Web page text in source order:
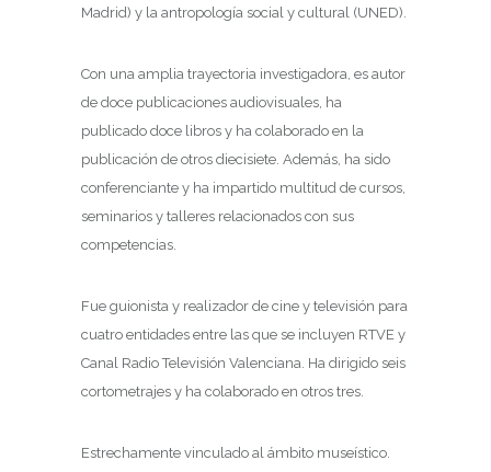
Madrid) y la antropología social y cultural (UNED).
Con una amplia trayectoria investigadora, es autor
de doce publicaciones audiovisuales, ha
publicado doce libros y ha colaborado en la
publicación de otros diecisiete. Además, ha sido
conferenciante y ha impartido multitud de cursos,
seminarios y talleres relacionados con sus
competencias.
Fue guionista y realizador de cine y televisión para
cuatro entidades entre las que se incluyen RTVE y
Canal Radio Televisión Valenciana. Ha dirigido seis
cortometrajes y ha colaborado en otros tres.
Estrechamente vinculado al ámbito museístico.